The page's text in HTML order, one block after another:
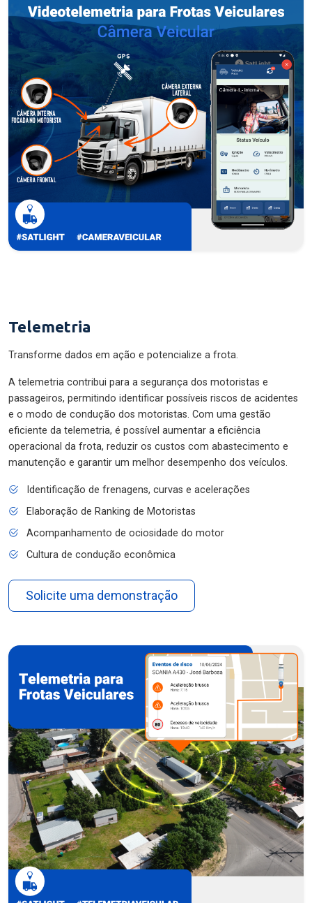
Telemetria
Transforme dados em ação e potencialize a frota.
A telemetria contribui para a segurança dos motoristas e
passageiros, permitindo identificar possíveis riscos de acidentes
e o modo de condução dos motoristas. Com uma gestão
eficiente da telemetria, é possível aumentar a eficiência
operacional da frota, reduzir os custos com abastecimento e
manutenção e garantir um melhor desempenho dos veículos.
Identificação de frenagens, curvas e acelerações
Elaboração de Ranking de Motoristas
Acompanhamento de ociosidade do motor
Cultura de condução econômica
Solicite uma demonstração